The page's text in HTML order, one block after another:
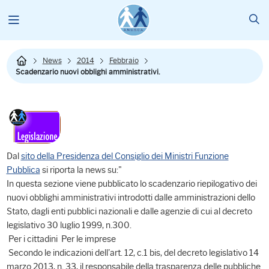
News 2014
Febbraio
Scadenzario nuovi obblighi amministrativi.
Dalsito della Presidenza del Consiglio dei Ministri Funzione
Pubblica si riporta la news su:"
In questa sezione viene pubblicato lo scadenzario riepilogativo dei
nuovi obblighi amministrativi introdotti dalle amministrazioni dello
Stato, dagli enti pubblici nazionali e dalle agenzie di cui al decreto
legislativo 30 luglio 1999, n.300.
Per i cittadini Per le imprese
Secondo le indicazioni dell'art. 12, c.1 bis, del decreto legislativo 14
marzo 2013, n. 33, il responsabile della trasparenza delle pubbliche